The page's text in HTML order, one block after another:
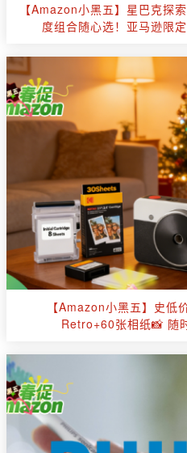
【Amazon小黑五】星巴克探
度组合随心选！亚马逊限
【Amazon小黑五】史
Retro+60张相纸📸 随